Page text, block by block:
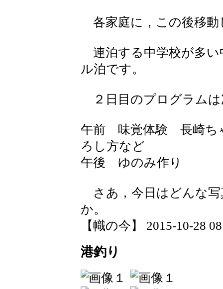
各家庭に，この後移動
連泊する中学校が多い
ル泊です。
２日目のプログラムは
午前 味覚体験 長崎ち
ろし方など
午後 ゆのみ作り
さあ，今日はどんな
か。
【幟の今】 2015-10-28
港釣り